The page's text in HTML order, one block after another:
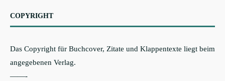
COPYRIGHT
Das Copyright für Buchcover, Zitate und Klappentexte liegt beim
angegebenen Verlag.
——-